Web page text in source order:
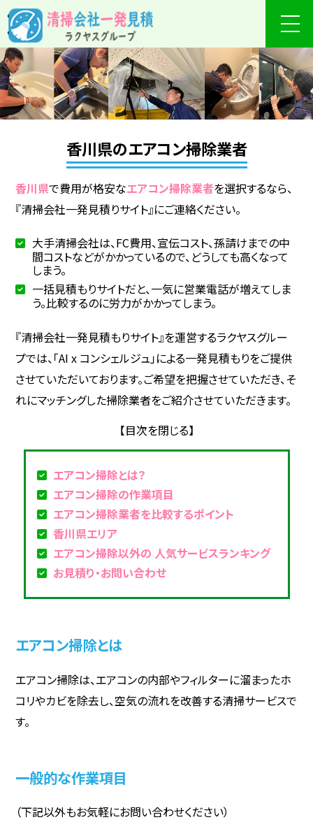
香川県のエアコン掃除業者
香川県で費用が格安なエアコン掃除業者を選択するなら、
『清掃会社一発見積りサイト』にご連絡ください。
大手清掃会社は、FC費用、宣伝コスト、孫請けまでの中
間コストなどがかかっているので、どうしても高くなって
しまう。
一括見積もりサイトだと、一気に営業電話が増えてしま
う。比較するのに労力がかかってしまう。
『清掃会社一発見積もりサイト』を運営するラクヤスグルー
プでは、「AI x コンシェルジュ」による一発見積もりをご提供
させていただいております。ご希望を把握させていただき、そ
れにマッチングした掃除業者をご紹介させていただきます。
エアコン掃除とは？
エアコン掃除の作業項目
エアコン掃除業者を比較するポイント
香川県エリア
エアコン掃除以外の 人気サービスランキング
お見積り・お問い合わせ
エアコン掃除とは
エアコン掃除は、エアコンの内部やフィルターに溜まったホ
コリやカビを除去し、空気の流れを改善する清掃サービスで
す。
一般的な作業項目
（下記以外もお気軽にお問い合わせください）